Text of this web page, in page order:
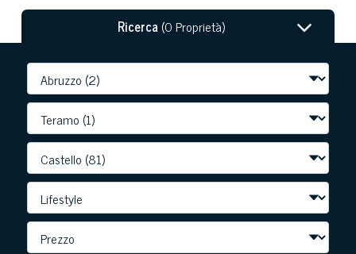
Ricerca(0 Proprietà)